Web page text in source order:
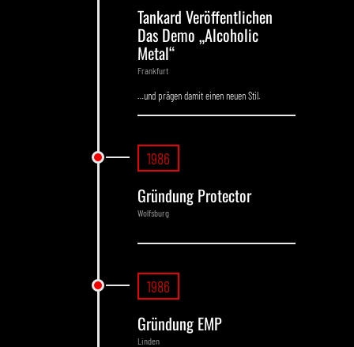
Tankard Veröffentlichen
Das Demo „Alcoholic
Metal“
Frankfurt
…und prägen damit einen neuen Stil.
1986
Gründung Protector
Wolfsburg
1986
Gründung EMP
Linden